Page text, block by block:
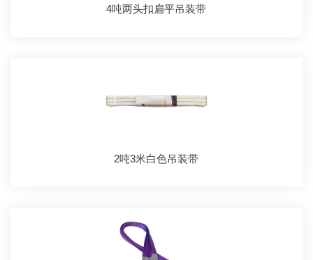
4吨两头扣扁平吊装带
2吨3米白色吊装带